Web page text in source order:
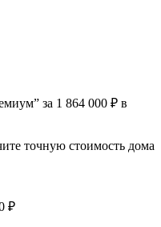
за 1 864 000 ₽ в
точную стоимость дома
₽